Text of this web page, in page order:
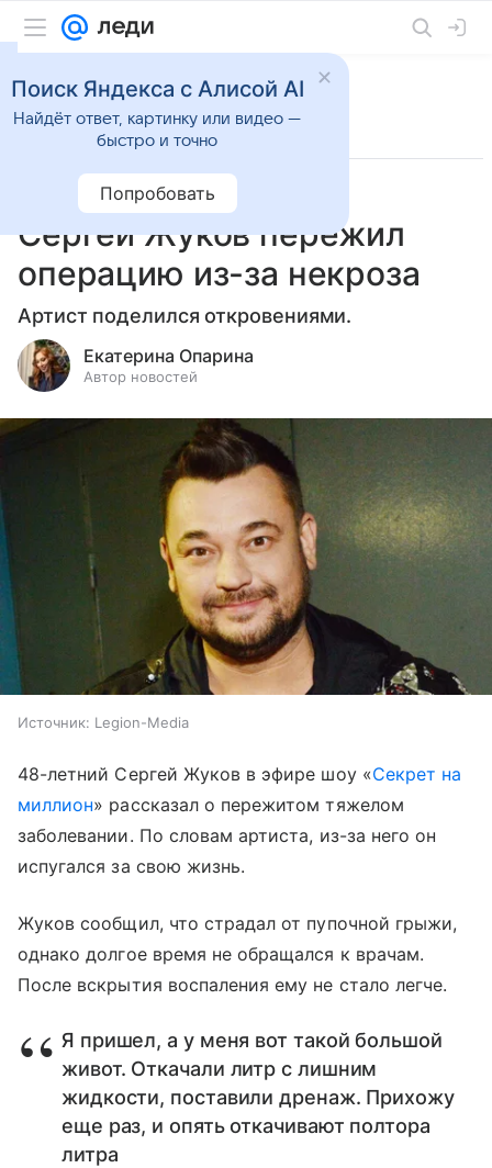
7 октября 2024 Светская жизнь
Сергей Жуков пережил
операцию из-за некроза
Артист поделился откровениями.
Екатерина Опарина
Автор новостей
Источник: Legion-Media
48-летний Сергей Жуков в эфире шоу «Секрет на
миллион» рассказал о пережитом тяжелом
заболевании. По словам артиста, из-за него он
испугался за свою жизнь.
Жуков сообщил, что страдал от пупочной грыжи,
однако долгое время не обращался к врачам.
После вскрытия воспаления ему не стало легче.
Я пришел, а у меня вот такой большой
живот. Откачали литр с лишним
жидкости, поставили дренаж. Прихожу
еще раз, и опять откачивают полтора
литра
Поиск Яндекса с Алисой AI
Найдёт ответ, картинку или видео —
быстро и точно
Попробовать